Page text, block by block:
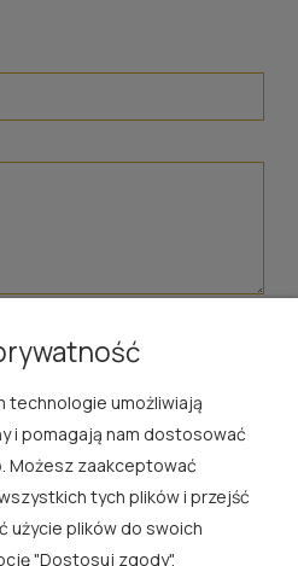
ĆWIK
technologie umożliwiają
i pomagają nam dostosować
Możesz zaakceptować
tych plików i przejść
użycie plików do swoich
"Dostosuj zgody".